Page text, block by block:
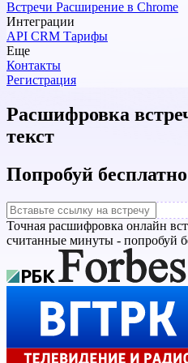
Встречи Расширение в Chrome
Интеграции
API CRM Тарифы
Еще
Контакты
Регистрация
Расшифровка
текст
Попробуй
Точная расшифровка онлайн
считанные минуты - попробуй